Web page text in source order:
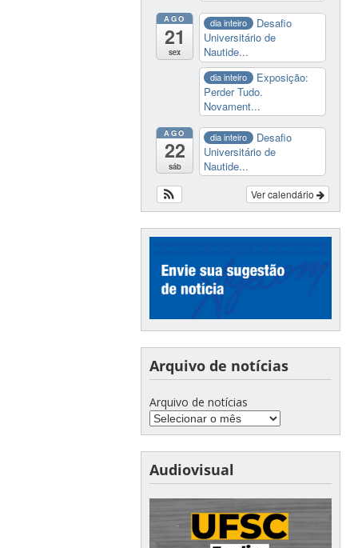
AGO
21
sex
dia inteiro
Desafio
Universitário de
Nautide...
dia inteiro
Exposição:
Perder Tudo.
Novament...
AGO
22
sáb
dia inteiro
Desafio
Universitário de
Nautide...
Ver calendário
Arquivo de notícias
Arquivo de notícias
Audiovisual